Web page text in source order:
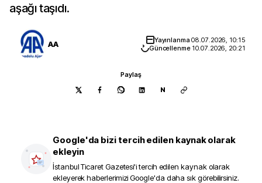
aşağı taşıdı.
AA Yayınlanma08.07.2026, 10:15
Güncellenme 10.07.2026, 20:21
Paylaş
N
Google'da bizi tercih edilen kaynak olarak
ekleyin
İstanbul Ticaret Gazetesi'i tercih edilen kaynak olarak
ekleyerek haberlerimizi Google'da daha sık görebilirsiniz.